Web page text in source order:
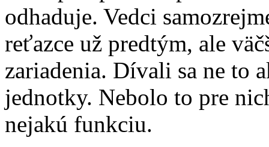
odhaduje. Vedci
reťazce už predtým, ale
zariadenia. Dívali sa ne to
jednotky. Nebolo to pre
nejakú funkciu.